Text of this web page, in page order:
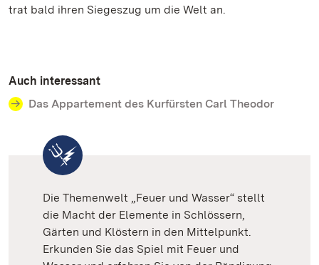
trat bald ihren Siegeszug um die Welt an.
Auch interessant
Das Appartement des Kurfürsten Carl Theodor
Die Themenwelt „Feuer und Wasser“ stellt
die Macht der Elemente in Schlössern,
Gärten und Klöstern in den Mittelpunkt.
Erkunden Sie das Spiel mit Feuer und